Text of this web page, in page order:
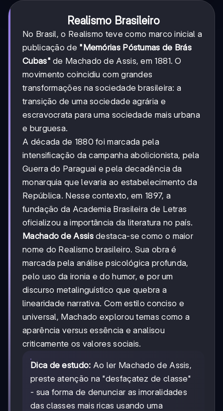
Realismo Brasileiro
No Brasil, o Realismo teve como marco inicial a
publicação de "Memórias Póstumas de Brás
Cubas" de Machado de Assis, em 1881. O
movimento coincidiu com grandes
transformações na sociedade brasileira: a
transição de uma sociedade agrária e
escravocrata para uma sociedade mais urbana
e burguesa.
A década de 1880 foi marcada pela
intensificação da campanha abolicionista, pela
Guerra do Paraguai e pela decadência da
monarquia que levaria ao estabelecimento da
República. Nesse contexto, em 1897, a
fundação da Academia Brasileira de Letras
oficializou a importância da literatura no país.
Machado de Assisdestaca-se como o maior
nome do Realismo brasileiro. Sua obra é
marcada pela análise psicológica profunda,
pelo uso da ironia e do humor, e por um
discurso metalinguístico que quebra a
linearidade narrativa. Com estilo conciso e
universal, Machado explorou temas como a
aparência versus essência e analisou
criticamente os valores sociais.
Dica de estudo: Ao ler Machado de Assis,
preste atenção na "desfaçatez de classe"
- sua forma de denunciar as imoralidades
das classes mais ricas usando uma